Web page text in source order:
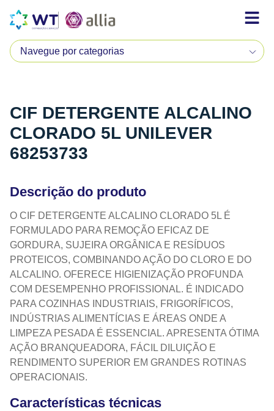
CIF DETERGENTE ALCALINO
CLORADO 5L UNILEVER
68253733
Descrição do produto
O CIF DETERGENTE ALCALINO CLORADO 5L É
FORMULADO PARA REMOÇÃO EFICAZ DE
GORDURA, SUJEIRA ORGÂNICA E RESÍDUOS
PROTEICOS, COMBINANDO AÇÃO DO CLORO E DO
ALCALINO. OFERECE HIGIENIZAÇÃO PROFUNDA
COM DESEMPENHO PROFISSIONAL. É INDICADO
PARA COZINHAS INDUSTRIAIS, FRIGORÍFICOS,
INDÚSTRIAS ALIMENTÍCIAS E ÁREAS ONDE A
LIMPEZA PESADA É ESSENCIAL. APRESENTA ÓTIMA
AÇÃO BRANQUEADORA, FÁCIL DILUIÇÃO E
RENDIMENTO SUPERIOR EM GRANDES ROTINAS
OPERACIONAIS.
Características técnicas